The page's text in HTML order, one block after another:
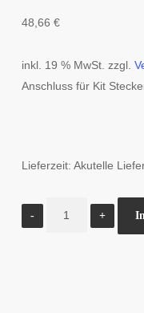
48,66 €
inkl. 19 % MwSt. zzgl.
Anschluss für Kit
Lieferzeit: Akutelle